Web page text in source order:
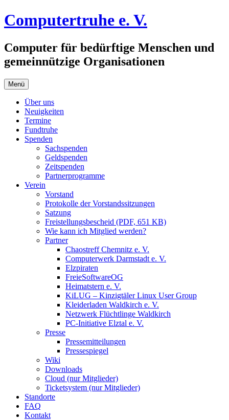
Zum
Inhalt
Computertruhe e. V.
Computer für bedürftige Menschen und
gemeinnützige Organisationen
Menü
Über uns
Neuigkeiten
Termine
Fundtruhe
Spenden
Sachspenden
Geldspenden
Zeitspenden
Partnerprogramme
Verein
Vorstand
Protokolle der Vorstandssitzungen
Satzung
Freistellungsbescheid (PDF, 651 KB)
Wie kann ich Mitglied werden?
Partner
Chaostreff Chemnitz e. V.
Computerwerk Darmstadt e. V.
Elzpiraten
FreieSoftwareOG
Heimatstern e. V.
KiLUG – Kinzigtäler Linux User Group
Kleiderladen Waldkirch e. V.
Netzwerk Flüchtlinge Waldkirch
PC-Initiative Elztal e. V.
Presse
Pressemitteilungen
Pressespiegel
Wiki
Downloads
Cloud (nur Mitglieder)
Ticketsystem (nur Mitglieder)
Standorte
FAQ
Kontakt